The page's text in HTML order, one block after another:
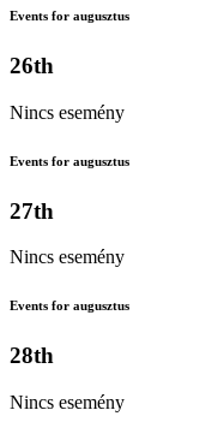
Events for augusztus
26th
Nincs esemény
Events for augusztus
27th
Nincs esemény
Events for augusztus
28th
Nincs esemény